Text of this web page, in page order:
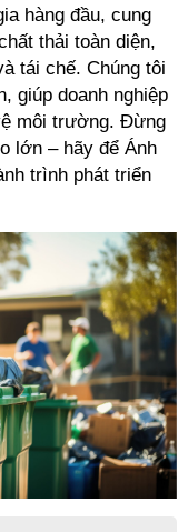
hàng đầu, cung
thải toàn diện,
tái chế. Chúng tôi
giúp doanh nghiệp
môi trường. Đừng
lớn – hãy để Ánh
trình phát triển